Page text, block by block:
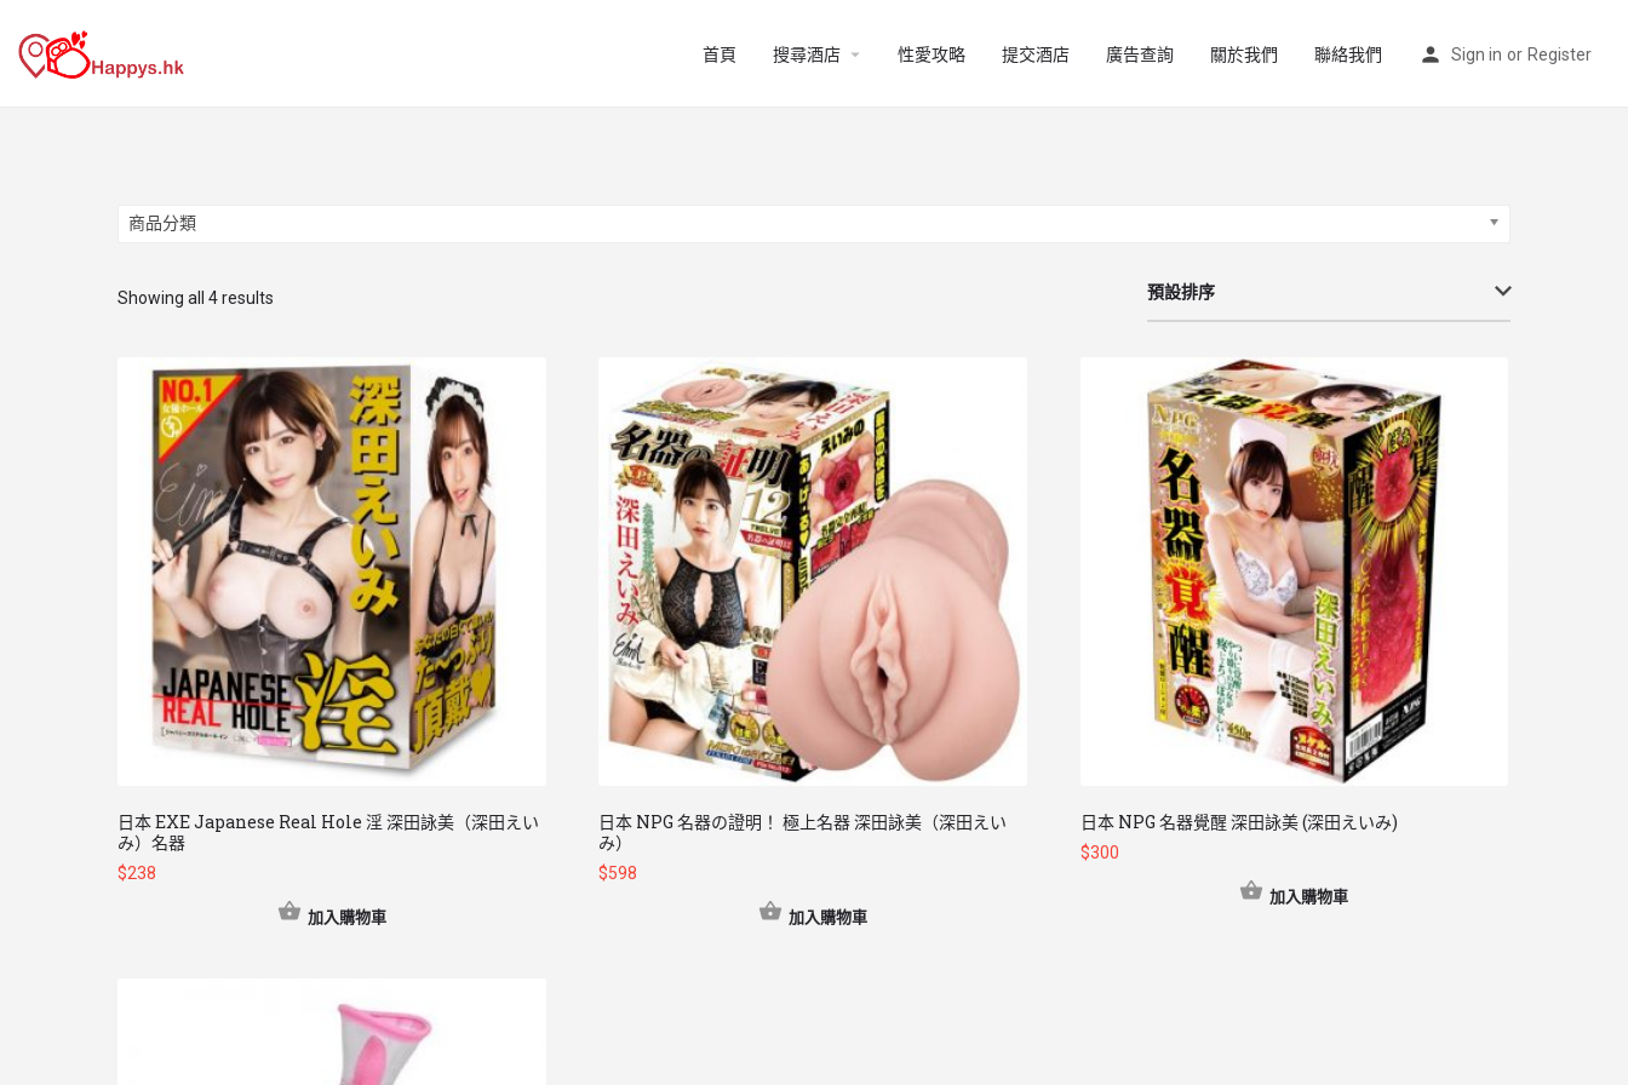
首頁 搜尋酒店 arrow_drop_down 性愛攻略 提交酒店 廣告查詢 關於我們 聯絡我們 Sign in or Register
商品分類
Showing all 4 results 預設排序
日本 EXE Japanese Real Hole 淫 深田詠美（深田えい
み）名器
$238
加入購物車
日本 NPG 名器の證明！ 極上名器 深田詠美（深田えい
み）
$598
加入購物車
日本 NPG 名器覺醒 深田詠美 (深田えいみ)
$300
加入購物車